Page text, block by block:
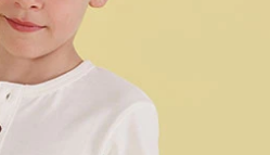
Inizio ordine